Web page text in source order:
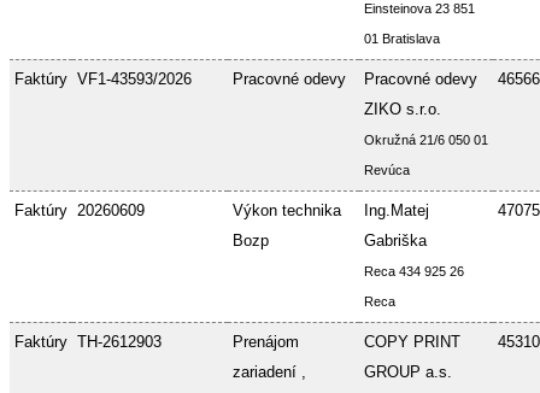
Einsteinova 23 851
01 Bratislava
Faktúry VF1-43593/2026 Pracovné odevy
Pracovné odevy
ZIKO s.r.o.
Okružná 21/6 050 01
Revúca
Faktúry 20260609
Výkon technika
Bozp
Ing.Matej
Gabriška
Reca 434 925 26
Reca
Faktúry TH-2612903
Prenájom
zariadení ,
COPY PRINT
GROUP a.s.